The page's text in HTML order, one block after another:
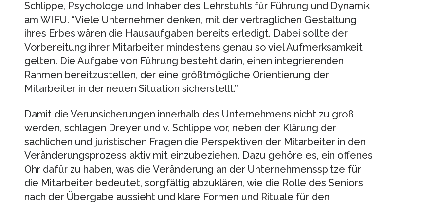
Schlippe, Psychologe und Inhaber des Lehrstuhls für Führung und Dynamik
am WIFU. “Viele Unternehmer denken, mit der vertraglichen Gestaltung
ihres Erbes wären die Hausaufgaben bereits erledigt. Dabei sollte der
Vorbereitung ihrer Mitarbeiter mindestens genau so viel Aufmerksamkeit
gelten. Die Aufgabe von Führung besteht darin, einen integrierenden
Rahmen bereitzustellen, der eine größtmögliche Orientierung der
Mitarbeiter in der neuen Situation sicherstellt.”
Damit die Verunsicherungen innerhalb des Unternehmens nicht zu groß
werden, schlagen Dreyer und v. Schlippe vor, neben der Klärung der
sachlichen und juristischen Fragen die Perspektiven der Mitarbeiter in den
Veränderungsprozess aktiv mit einzubeziehen. Dazu gehöre es, ein offenes
Ohr dafür zu haben, was die Veränderung an der Unternehmensspitze für
die Mitarbeiter bedeutet, sorgfältig abzuklären, wie die Rolle des Seniors
nach der Übergabe aussieht und klare Formen und Rituale für den